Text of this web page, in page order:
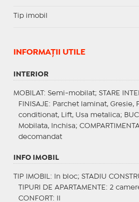
Tip imobil
INFORMAŢII UTILE
INTERIOR
MOBILAT : Semi-mobilat; STARE
FINISAJE : Parchet laminat, Gresie,
conditionat, Lift, Usa metalica;
Mobilata, Inchisa;
decomandat
INFO IMOBIL
TIP IMOBIL : In bloc; STADIU
TIPURI DE APARTAMENTE : 2
CONFORT : II